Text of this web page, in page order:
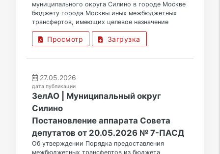
муниципального округа Силино в городе Москве
бюджету города Москвы иных межбюджетных
трансфертов, имеющих целевое назначение
Просмотр Загрузка
27.05.2026
дата публикации
ЗелАО | Муниципальный округ
Силино
Постановление аппарата Совета
депутатов от 20.05.2026 № 7-ПАСД
Об утверждении Порядка предоставления
межбюджетных трансфертов из бюджета